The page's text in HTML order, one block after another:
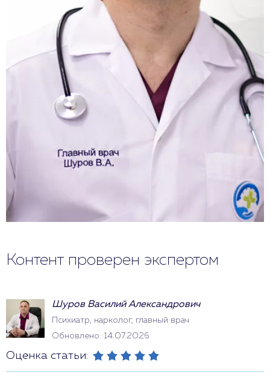
Контент проверен экспертом
Шуров Василий Александрович
Психиатр, нарколог, главный врач
Обновлено: 14.07.2026
Оценка статьи: